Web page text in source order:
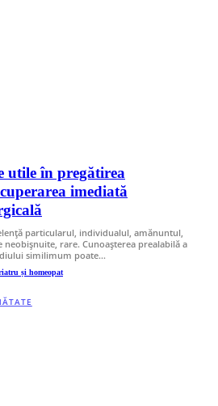
utile în pregătirea
imediată
particularul, individualul, amănuntul,
rare. Cunoaşterea prealabilă a
similimum poate…
și homeopat